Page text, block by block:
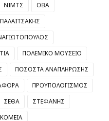
ΝΙΜΤΣ
ΟΒΑ
ΠΑΛΑΙΤΣΑΚΗΣ
ΠΟΛΕΜΙΚΟ ΜΟΥΣΕΙΟ
ΠΟΣΟΣΤΑ ΑΝΑΠΛΗΡΩΣΗΣ
ΠΡΟΥΠΟΛΟΓΙΣΜΟΣ
ΣΕΘΑ
ΣΤΕΦΑΝΗΣ